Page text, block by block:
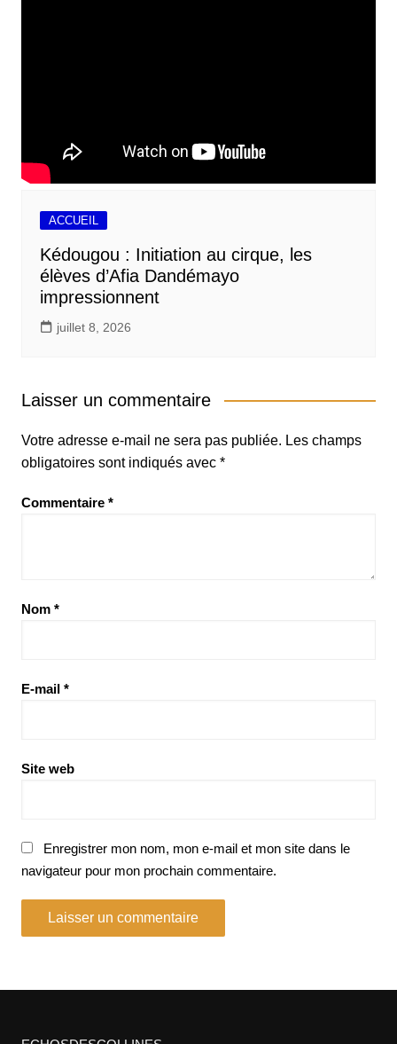
ACCUEIL
Kédougou : Initiation au cirque, les
élèves d’Afia Dandémayo
impressionnent
juillet 8, 2026
Laisser un commentaire
Votre adresse e-mail ne sera pas publiée. Les champs
obligatoires sont indiqués avec *
Commentaire *
Nom *
E-mail *
Site web
Enregistrer mon nom, mon e-mail et mon site dans le
navigateur pour mon prochain commentaire.